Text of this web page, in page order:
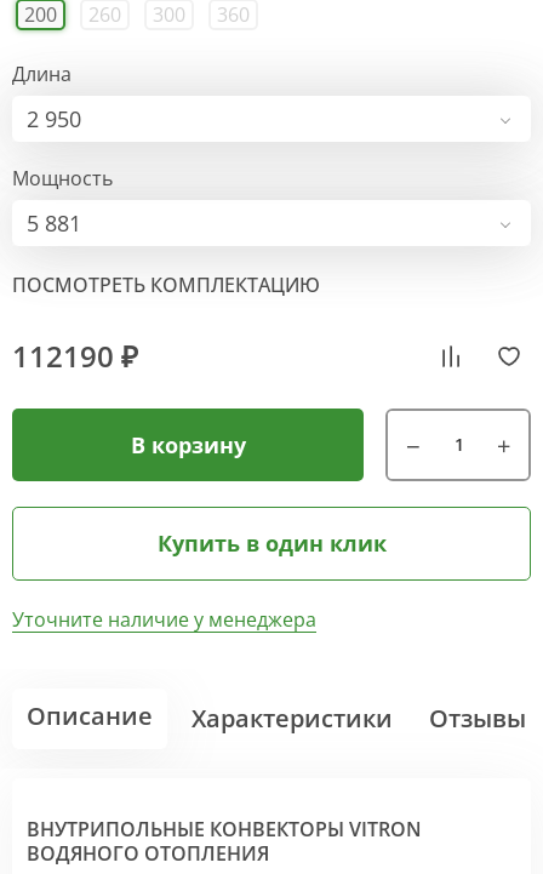
200
260 300 360
Длина
2 950
Мощность
5 881
ПОСМОТРЕТЬ КОМПЛЕКТАЦИЮ
112190 ₽
В корзину
Купить в один клик
Уточните наличие у менеджера
Описание Характеристики Отзывы
ВНУТРИПОЛЬНЫЕ КОНВЕКТОРЫ VITRON
ВОДЯНОГО ОТОПЛЕНИЯ